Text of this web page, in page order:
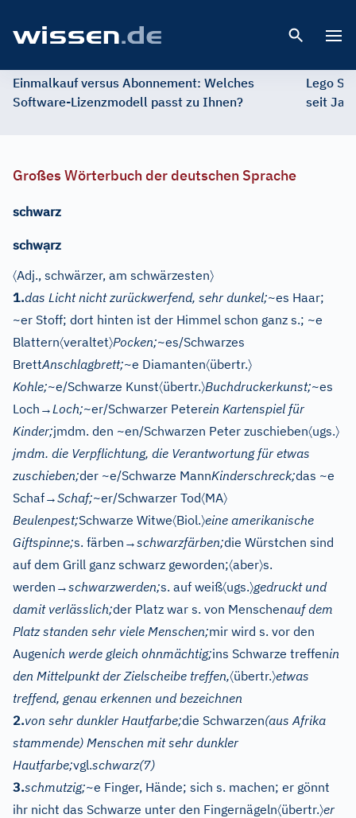
Einmalkauf versus Abonnement: Welches
Software-Lizenzmodell passt zu Ihnen?
Lego
seit
Großes Wörterbuch der deutschen Sprache
schwarz
schwạrz
〈Adj., schwärzer, am schwärzesten〉
1.das Licht nicht zurückwerfend, sehr dunkel;~es Haar;
~er Stoff; dort hinten ist der Himmel schon ganz s.; ~e
Blattern〈veraltet〉Pocken;~es/Schwarzes
BrettAnschlagbrett;~e Diamanten〈übertr.〉
Kohle;~e/Schwarze Kunst〈übertr.〉Buchdruckerkunst;~es
Loch →Loch;~er/Schwarzer Peterein Kartenspiel für
Kinder;jmdm. den ~en/Schwarzen Peter zuschieben〈ugs.〉
jmdm. die Verpflichtung, die Verantwortung für etwas
zuschieben;der ~e/Schwarze MannKinderschreck;das ~e
Schaf→Schaf;~er/Schwarzer Tod〈MA〉
Beulenpest;Schwarze Witwe〈Biol.〉eine amerikanische
Giftspinne;s. färben →schwarzfärben;die Würstchen sind
auf dem Grill ganz schwarz geworden;〈aber〉s.
werden →schwarzwerden;s. auf weiß〈ugs.〉gedruckt und
damit verlässlich;der Platz war s. von Menschenauf dem
Platz standen sehr viele Menschen;mir wird s. vor den
Augenich werde gleich ohnmächtig;ins Schwarze treffenin
den Mittelpunkt der Zielscheibe treffen,〈übertr.〉etwas
treffend, genau erkennen und bezeichnen
2.von sehr dunkler Hautfarbe;die Schwarzen(aus Afrika
stammende) Menschen mit sehr dunkler
Hautfarbe;vgl.schwarz(7)
3.schmutzig;~e Finger, Hände; sich s. machen; er gönnt
ihr nicht das Schwarze unter den Fingernägeln〈übertr.〉er